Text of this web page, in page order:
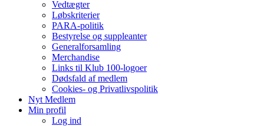
Vedtægter
Løbskriterier
PARA-politik
Bestyrelse og suppleanter
Generalforsamling
Merchandise
Links til Klub 100-logoer
Dødsfald af medlem
Cookies- og Privatlivspolitik
Nyt Medlem
Min profil
Log ind